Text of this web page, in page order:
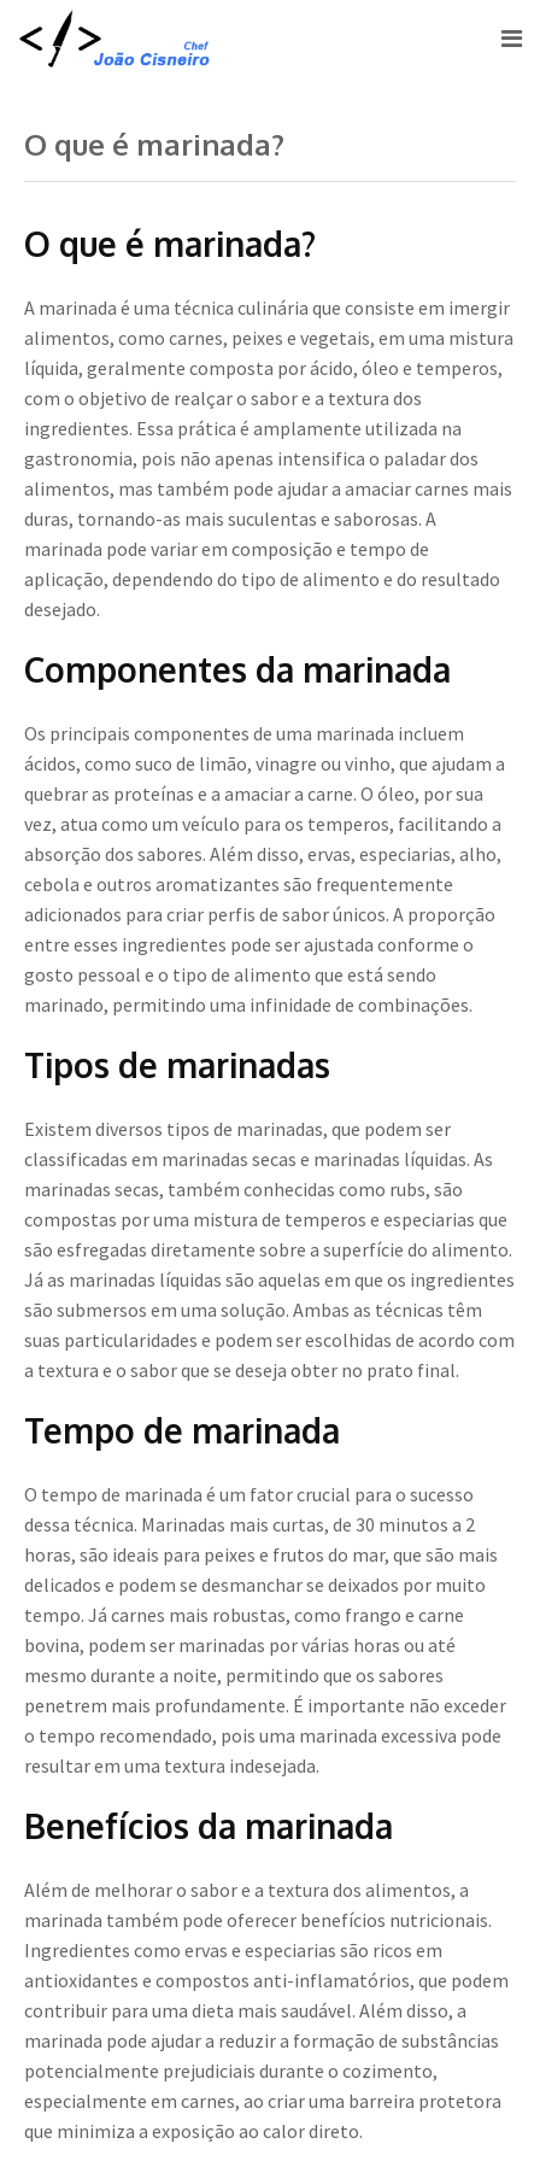
O que é marinada?
O que é marinada?
A marinada é uma técnica culinária que consiste em imergir
alimentos, como carnes, peixes e vegetais, em uma mistura
líquida, geralmente composta por ácido, óleo e temperos,
com o objetivo de realçar o sabor e a textura dos
ingredientes. Essa prática é amplamente utilizada na
gastronomia, pois não apenas intensifica o paladar dos
alimentos, mas também pode ajudar a amaciar carnes mais
duras, tornando-as mais suculentas e saborosas. A
marinada pode variar em composição e tempo de
aplicação, dependendo do tipo de alimento e do resultado
desejado.
Componentes da marinada
Os principais componentes de uma marinada incluem
ácidos, como suco de limão, vinagre ou vinho, que ajudam a
quebrar as proteínas e a amaciar a carne. O óleo, por sua
vez, atua como um veículo para os temperos, facilitando a
absorção dos sabores. Além disso, ervas, especiarias, alho,
cebola e outros aromatizantes são frequentemente
adicionados para criar perfis de sabor únicos. A proporção
entre esses ingredientes pode ser ajustada conforme o
gosto pessoal e o tipo de alimento que está sendo
marinado, permitindo uma infinidade de combinações.
Tipos de marinadas
Existem diversos tipos de marinadas, que podem ser
classificadas em marinadas secas e marinadas líquidas. As
marinadas secas, também conhecidas como rubs, são
compostas por uma mistura de temperos e especiarias que
são esfregadas diretamente sobre a superfície do alimento.
Já as marinadas líquidas são aquelas em que os ingredientes
são submersos em uma solução. Ambas as técnicas têm
suas particularidades e podem ser escolhidas de acordo com
a textura e o sabor que se deseja obter no prato final.
Tempo de marinada
O tempo de marinada é um fator crucial para o sucesso
dessa técnica. Marinadas mais curtas, de 30 minutos a 2
horas, são ideais para peixes e frutos do mar, que são mais
delicados e podem se desmanchar se deixados por muito
tempo. Já carnes mais robustas, como frango e carne
bovina, podem ser marinadas por várias horas ou até
mesmo durante a noite, permitindo que os sabores
penetrem mais profundamente. É importante não exceder
o tempo recomendado, pois uma marinada excessiva pode
resultar em uma textura indesejada.
Benefícios da marinada
Além de melhorar o sabor e a textura dos alimentos, a
marinada também pode oferecer benefícios nutricionais.
Ingredientes como ervas e especiarias são ricos em
antioxidantes e compostos anti-inflamatórios, que podem
contribuir para uma dieta mais saudável. Além disso, a
marinada pode ajudar a reduzir a formação de substâncias
potencialmente prejudiciais durante o cozimento,
especialmente em carnes, ao criar uma barreira protetora
que minimiza a exposição ao calor direto.